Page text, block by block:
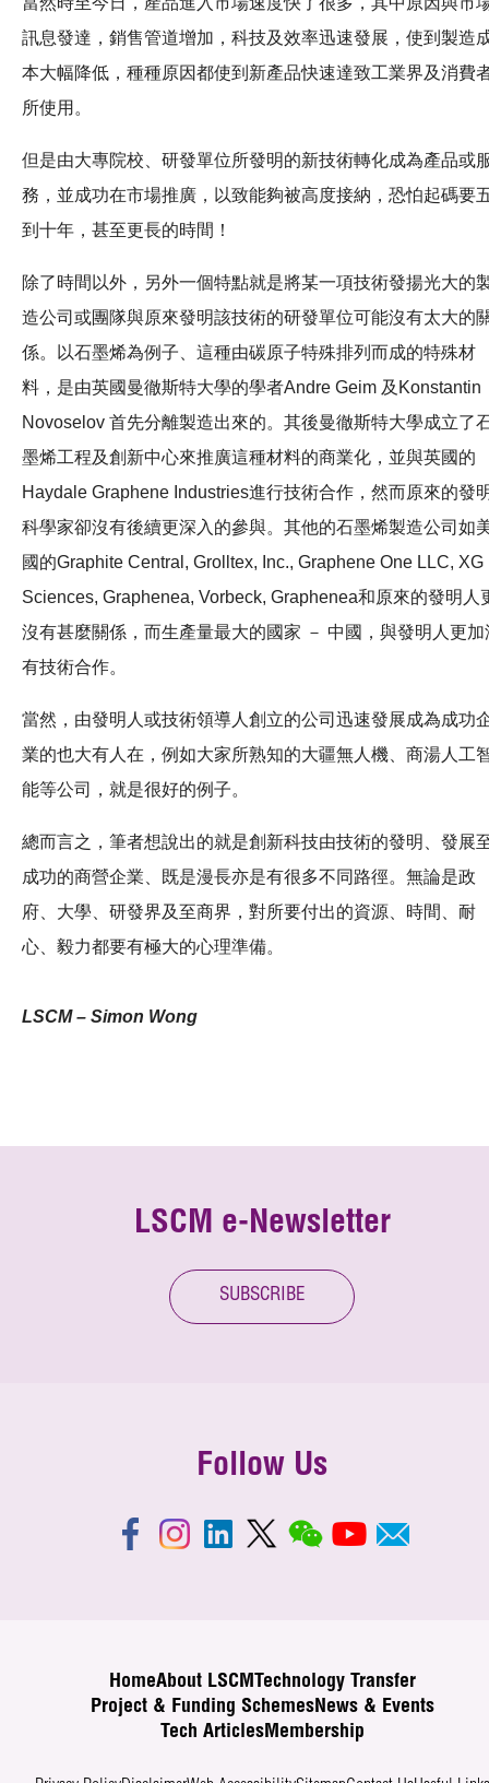
訊息發達，銷售管道增加，科技及效率迅速發展，使到製造
本大幅降低，種種原因都使到新產品快速達致工業界及消費
所使用。
但是由大專院校、研發單位所發明的新技術轉化成為產品或
務，並成功在市場推廣，以致能夠被高度接納，恐怕起碼要
到十年，甚至更長的時間！
除了時間以外，另外一個特點就是將某一項技術發揚光大的
造公司或團隊與原來發明該技術的研發單位可能沒有太大的
係。以石墨烯為例子、這種由碳原子特殊排列而成的特殊材
料，是由英國曼徹斯特大學的學者Andre Geim 及Konstantin
Novoselov 首先分離製造出來的。其後曼徹斯特大學成立了
墨烯工程及創新中心來推廣這種材料的商業化，並與英國的
Haydale Graphene Industries進行技術合作，然而原來的發
科學家卻沒有後續更深入的參與。其他的石墨烯製造公司如
國的Graphite Central, Grolltex, Inc., Graphene One LLC, XG
Sciences, Graphenea, Vorbeck, Graphenea和原來的發明人
沒有甚麼關係，而生產量最大的國家 － 中國，與發明人更加
有技術合作。
當然，由發明人或技術領導人創立的公司迅速發展成為成功
業的也大有人在，例如大家所熟知的大疆無人機、商湯人工
能等公司，就是很好的例子。
總而言之，筆者想說出的就是創新科技由技術的發明、發展
成功的商營企業、既是漫長亦是有很多不同路徑。無論是政
府、大學、研發界及至商界，對所要付出的資源、時間、耐
心、毅力都要有極大的心理準備。
LSCM – Simon Wong
LSCM e-Newsletter
SUBSCRIBE
Follow Us
HomeAbout LSCM
Technology Transfer
Project & Funding SchemesNews & Events
Tech ArticlesMembership